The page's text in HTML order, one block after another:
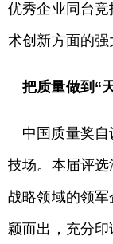
优秀企业同台
术创新方面的强
把质量做到“
中国质量奖
技场。本届评
战略领域的领
颖而出，充分印